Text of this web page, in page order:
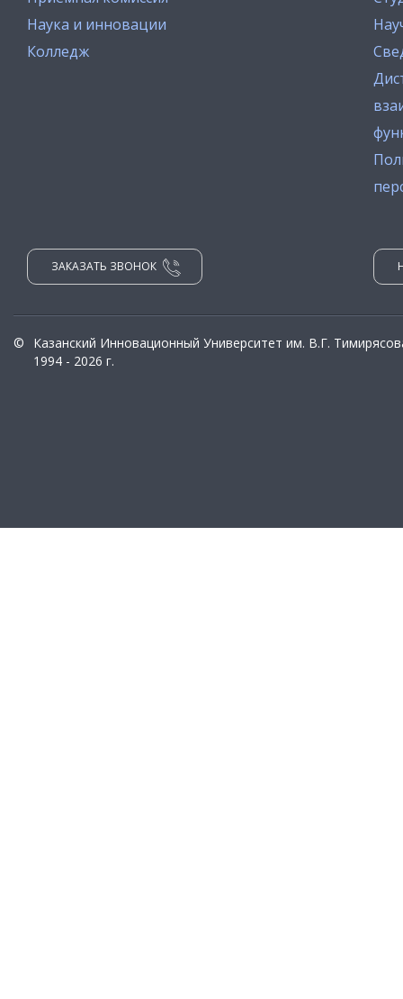
Наука и инновации
Колледж
ЗАКАЗАТЬ ЗВОНОК
©
Казанский Инновационный Университет им. В.Г.
1994 - 2026 г.